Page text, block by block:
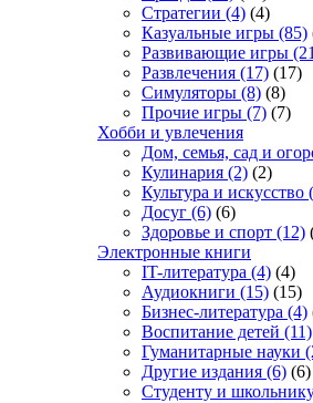
Стратегии (4) (4)
Казуальные игры (85)
Развивающие игры
Развлечения (17) (17)
Симуляторы (8) (8)
Прочие игры (7) (7)
Хобби и увлечения
Дом, семья, сад и
Кулинария (2) (2)
Культура и искусство
Досуг (6) (6)
Здоровье и спорт (12)
Электронные книги
IT-литература (4) (4)
Аудиокниги (15) (15)
Бизнес-литература (4)
Воспитание детей (11)
Гуманитарные науки
Другие издания (6) (6)
Студенту и